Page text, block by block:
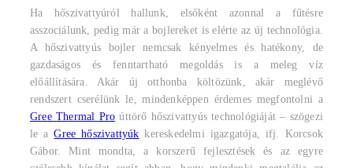
Ha hőszivattyúról hallunk, elsőként azonnal a fűtésre
asszociálunk, pedig már a bojlereket is elérte az új technológia.
A hőszivattyús bojler nemcsak kényelmes és hatékony, de
gazdaságos és fenntartható megoldás is a meleg víz
előállítására. Akár új otthonba költözünk, akár meglévő
rendszert cserélünk le, mindenképpen érdemes megfontolni a
Gree Thermal Pro úttörő hőszivattyús technológiáját – szögezi
le aGree hőszivattyúk kereskedelmi igazgatója, ifj. Korcsok
Gábor. Mint mondta, a korszerű fejlesztések és az egyre